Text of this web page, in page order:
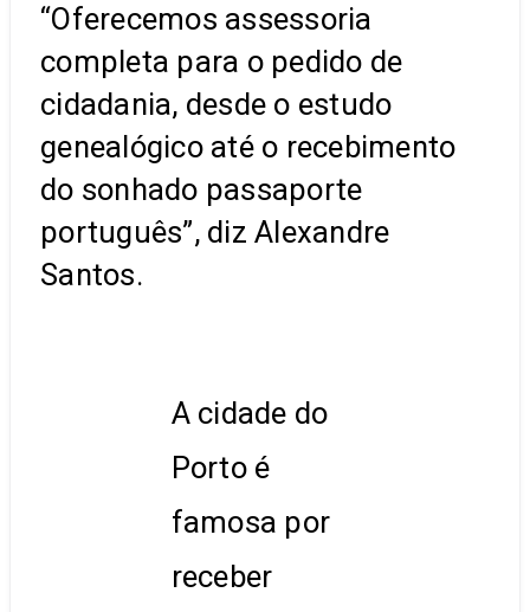
“Oferecemos assessoria
completa para o pedido de
cidadania, desde o estudo
genealógico até o recebimento
do sonhado passaporte
português”, diz Alexandre
Santos.
A cidade do
Porto é
famosa por
receber